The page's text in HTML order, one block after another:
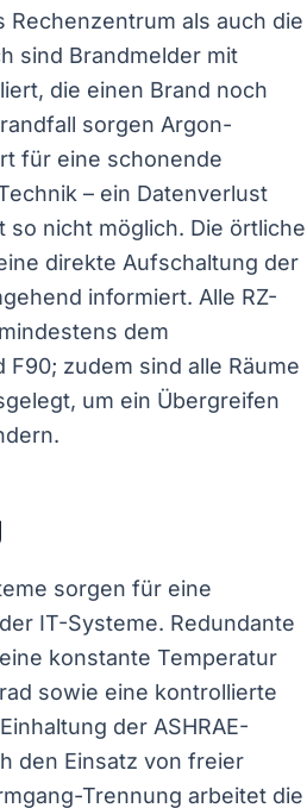
Rechenzentrum als auch die
sind Brandmelder mit
die einen Brand noch
sorgen Argon-
für eine schonende
– ein Datenverlust
so nicht möglich. Die örtliche
direkte Aufschaltung der
informiert. Alle RZ-
dem
zudem sind alle Räume
um ein Übergreifen
sorgen für eine
IT-Systeme. Redundante
konstante Temperatur
sowie eine kontrollierte
der ASHRAE-
den Einsatz von freier
Trennung arbeitet die